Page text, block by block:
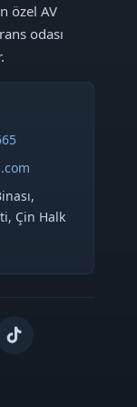
özel AV
odası
Çin Halk